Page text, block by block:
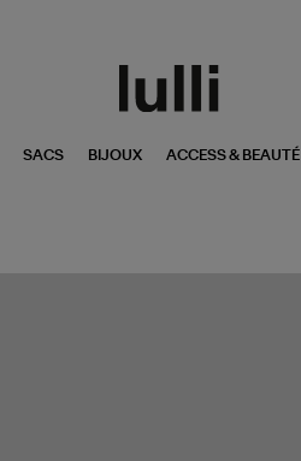
SACS BIJOUX ACCESS & BEAUTÉ